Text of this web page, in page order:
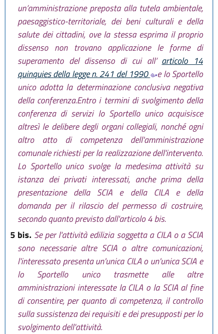
un’amministrazione preposta alla tutela ambientale,
paesaggistico-territoriale, dei beni culturali e della
salute dei cittadini, ove la stessa esprima il proprio
dissenso non trovano applicazione le forme di
superamento del dissenso di cui all’ articolo 14
quinquies della legge n. 241 del 1990
e lo Sportello
unico adotta la determinazione conclusiva negativa
della conferenza.Entro i termini di svolgimento della
conferenza di servizi lo Sportello unico acquisisce
altresì le delibere degli organi collegiali, nonché ogni
altro atto di competenza dell'amministrazione
comunale richiesti per la realizzazione dell'intervento.
Lo Sportello unico svolge la medesima attività su
istanza dei privati interessati, anche prima della
presentazione della SCIA e della CILA e della
domanda per il rilascio del permesso di costruire,
secondo quanto previsto dall'articolo 4 bis.
5 bis. Se per l'attività edilizia soggetta a CILA o a SCIA
sono necessarie altre SCIA o altre comunicazioni,
l'interessato presenta un'unica CILA o un'unica SCIA e
lo Sportello unico trasmette alle altre
amministrazioni interessate la CILA o la SCIA al fine
di consentire, per quanto di competenza, il controllo
sulla sussistenza dei requisiti e dei presupposti per lo
svolgimento dell'attività.